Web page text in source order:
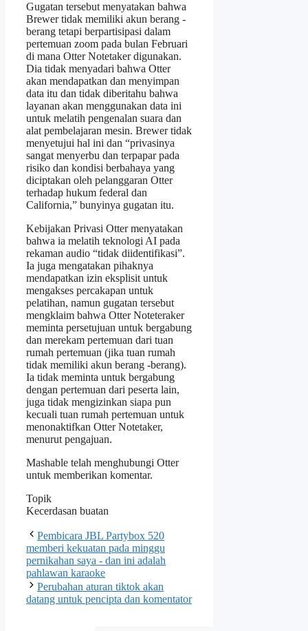
Gugatan tersebut menyatakan bahwa
Brewer tidak memiliki akun berang -
berang tetapi berpartisipasi dalam
pertemuan zoom pada bulan Februari
di mana Otter Notetaker digunakan.
Dia tidak menyadari bahwa Otter
akan mendapatkan dan menyimpan
data itu dan tidak diberitahu bahwa
layanan akan menggunakan data ini
untuk melatih pengenalan suara dan
alat pembelajaran mesin. Brewer tidak
menyetujui hal ini dan “privasinya
sangat menyerbu dan terpapar pada
risiko dan kondisi berbahaya yang
diciptakan oleh pelanggaran Otter
terhadap hukum federal dan
California,” bunyinya gugatan itu.
Kebijakan Privasi Otter menyatakan
bahwa ia melatih teknologi AI pada
rekaman audio “tidak diidentifikasi”.
Ia juga mengatakan pihaknya
mendapatkan izin eksplisit untuk
mengakses percakapan untuk
pelatihan, namun gugatan tersebut
mengklaim bahwa Otter Noteteraker
meminta persetujuan untuk bergabung
dan merekam pertemuan dari tuan
rumah pertemuan (jika tuan rumah
tidak memiliki akun berang -berang).
Ia tidak meminta untuk bergabung
dengan pertemuan dari peserta lain,
juga tidak mengizinkan siapa pun
kecuali tuan rumah pertemuan untuk
menonaktifkan Otter Notetaker,
menurut pengajuan.
Mashable telah menghubungi Otter
untuk memberikan komentar.
Topik
Kecerdasan buatan
Pembicara JBL Partybox 520
memberi kekuatan pada minggu
pernikahan saya - dan ini adalah
pahlawan karaoke
Perubahan aturan tiktok akan
datang untuk pencipta dan komentator